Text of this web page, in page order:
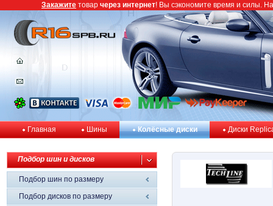
Главная Шины Колёсные диски Диски
Подбор шин и дисков
Подбор шин по размеру
Подбор дисков по размеру
Закажите товар через интернет! Вы сэкономите время и силы.